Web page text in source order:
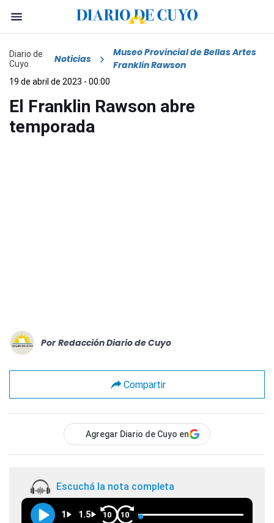
Diario de
Cuyo
Noticias
Museo Provincial de Bellas Artes
Franklin Rawson
19 de abril de 2023 - 00:00
El Franklin Rawson abre
temporada
Por Redacción Diario de Cuyo
Compartir
Agregar Diario de Cuyo en
Escuchá la nota completa
1 1.5 10 10